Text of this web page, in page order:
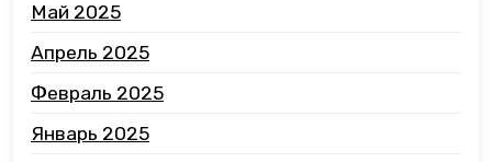
Май 2025
Апрель 2025
Февраль 2025
Январь 2025